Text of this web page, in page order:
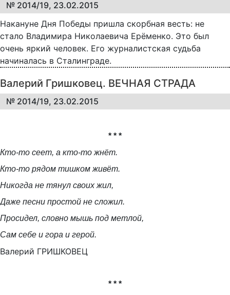
№ 2014/19, 23.02.2015
Накануне Дня Победы пришла скорбная весть: не
стало Владимира Николаевича Ерёменко. Это был
очень яркий человек. Его журналистская судьба
начиналась в Сталинграде.
Валерий Гришковец. ВЕЧНАЯ СТРАДА
№ 2014/19, 23.02.2015
* * *
Кто-то сеет, а кто-то жнёт.
Кто-то рядом тишком живёт.
Никогда не тянул своих жил,
Даже песни простой не сложил.
Просидел, словно мышь под метлой,
Сам себе и гора и герой.
Валерий ГРИШКОВЕЦ
* * *